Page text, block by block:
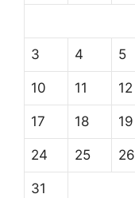
3 4 5
10 11 12
17 18 19
24 25 26
31